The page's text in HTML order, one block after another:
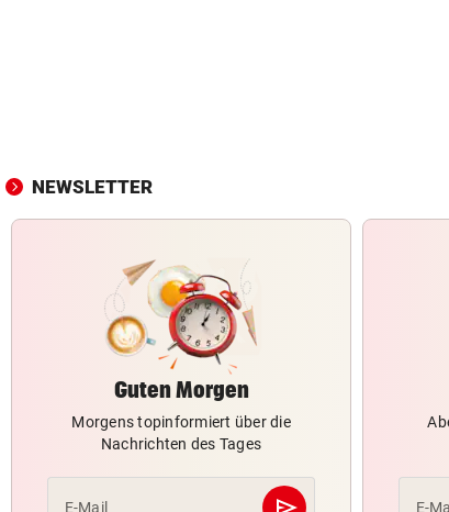
NEWSLETTER
Guten Morgen
Morgens topinformiert über die
Nachrichten des Tages
E-Mail E-